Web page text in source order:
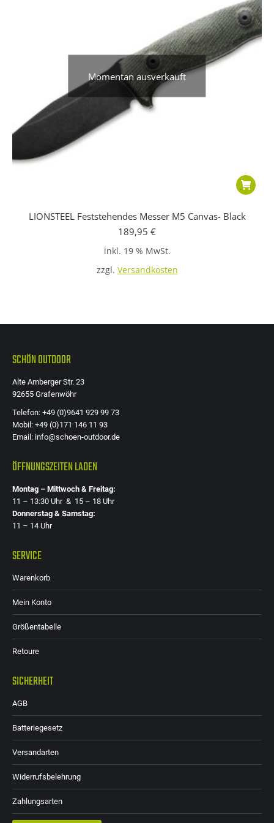
Momentan ausverkauft
LIONSTEEL Feststehendes Messer M5 Canvas- Black
189,95 €
inkl. 19 % MwSt.
zzgl. Versandkosten
SCHÖN OUTDOOR
Alte Amberger Str. 23
92655 Grafenwöhr
Telefon: +49 (0)9641 929 99 73
Mobil: +49 (0)171 146 11 93
Email: info@schoen-outdoor.de
ÖFFNUNGSZEITEN LADEN
Montag – Mittwoch & Freitag:
11 – 13:30 Uhr & 15 – 18 Uhr
Donnerstag & Samstag:
11 – 14 Uhr
SERVICE
Warenkorb
Mein Konto
Größentabelle
Retoure
SICHERHEIT
AGB
Batteriegesetz
Versandarten
Widerrufsbelehrung
Zahlungsarten